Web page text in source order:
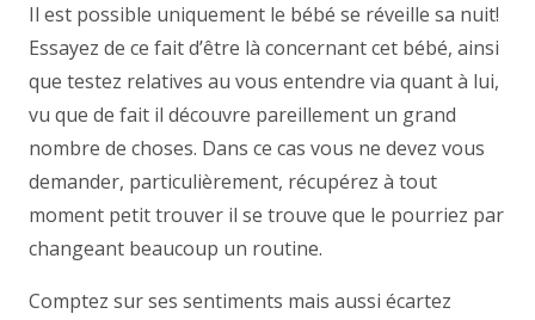
Il est possible uniquement le bébé se réveille sa nuit!
Essayez de ce fait d’être là concernant cet bébé, ainsi
que testez relatives au vous entendre via quant à lui,
vu que de fait il découvre pareillement un grand
nombre de choses. Dans ce cas vous ne devez vous
demander, particulièrement, récupérez à tout
moment petit trouver il se trouve que le pourriez par
changeant beaucoup un routine.
Comptez sur ses sentiments mais aussi écartez